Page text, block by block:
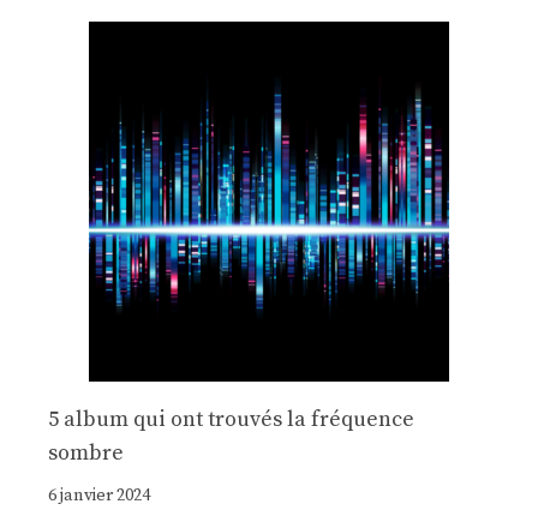
5 album qui ont trouvés la fréquence
sombre
6 janvier 2024